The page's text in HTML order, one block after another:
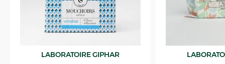
LABORATOIRE GIPHAR